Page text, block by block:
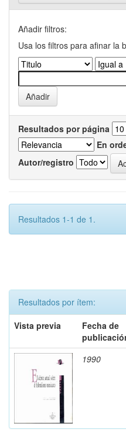
Añadir filtros:
Usa los filtros para afinar la
Resultados por página
En
Autor/registro
Resultados 1-1 de 1.
Resultados por ítem:
Vista previa
Fecha de
1990